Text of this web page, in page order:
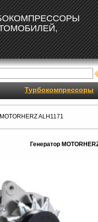
Турбокомпрессоры
ALH1171
Генератор